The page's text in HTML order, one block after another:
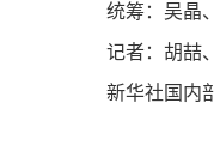
统筹：吴晶
记者：胡喆
新华社国内